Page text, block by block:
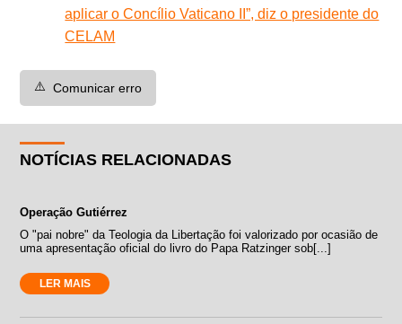
aplicar o Concílio Vaticano II”, diz o presidente do
CELAM
⚠️ Comunicar erro
NOTÍCIAS RELACIONADAS
Operação Gutiérrez
O "pai nobre" da Teologia da Libertação foi valorizado por ocasião de
uma apresentação oficial do livro do Papa Ratzinger sob[...]
LER MAIS